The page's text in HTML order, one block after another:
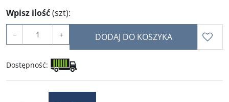
Wpisz ilość(szt):
− + DODAJ DO KOSZYKA
Dostępność: